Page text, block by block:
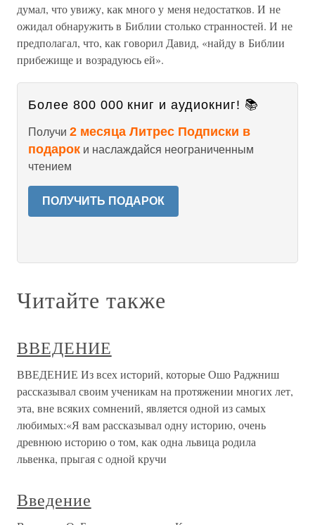
думал, что увижу, как много у меня недостатков. И не
ожидал обнаружить в Библии столько странностей. И не
предполагал, что, как говорил Давид, «найду в Библии
прибежище и возрадуюсь ей».
Более 800 000 книг и аудиокниг! 📚
Получи 2 месяца Литрес Подписки в
подарок и наслаждайся неограниченным
чтением
ПОЛУЧИТЬ ПОДАРОК
Читайте также
ВВЕДЕНИЕ
ВВЕДЕНИЕ Из всех историй, которые Ошо Раджниш
рассказывал своим ученикам на протяжении многих лет,
эта, вне всяких сомнений, является одной из самых
любимых:«Я вам рассказывал одну историю, очень
древнюю историю о том, как одна львица родила
львенка, прыгая с одной кручи
Введение